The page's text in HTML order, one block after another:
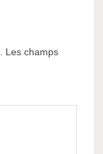
Les champs